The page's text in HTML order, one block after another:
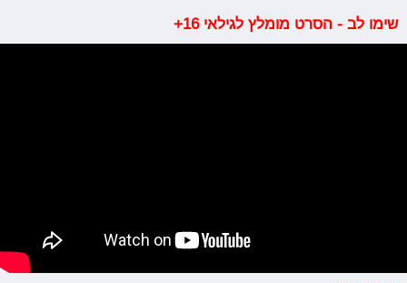
שימו לב - הסרט מומלץ לגילאי 16+